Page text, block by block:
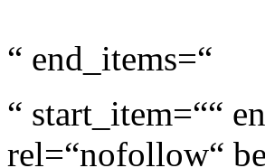
“ end_items=“
“ start_item=““
rel=“nofollow“